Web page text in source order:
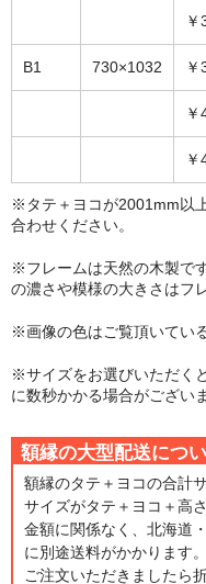
B1 730×1032
※タテ＋ヨコが2001mm以
合わせください。
※フレームは天然の木製で
の濃さや模様の大きさはフ
※画像の色はご覧頂いてい
※サイズをお選びいただく
に数秒かかる場合がござい
額縁の大型配送につ
額縁のタテ＋ヨコの合計
サイズがタテ＋ヨコ＋高
金額に関係なく、北海道
に別途送料がかかります。
ご注文いただきましたら